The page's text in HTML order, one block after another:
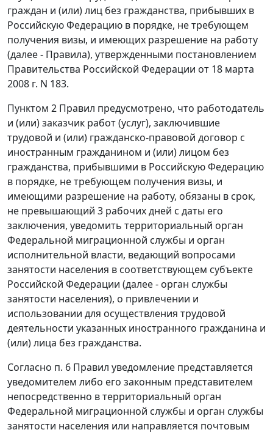
граждан и (или) лиц без гражданства, прибывших в
Российскую Федерацию в порядке, не требующем
получения визы, и имеющих разрешение на работу
(далее - Правила), утвержденными постановлением
Правительства Российской Федерации от 18 марта
2008 г. N 183.
Пунктом 2 Правил предусмотрено, что работодатель
и (или) заказчик работ (услуг), заключившие
трудовой и (или) гражданско-правовой договор с
иностранным гражданином и (или) лицом без
гражданства, прибывшими в Российскую Федерацию
в порядке, не требующем получения визы, и
имеющими разрешение на работу, обязаны в срок,
не превышающий 3 рабочих дней с даты его
заключения, уведомить территориальный орган
Федеральной миграционной службы и орган
исполнительной власти, ведающий вопросами
занятости населения в соответствующем субъекте
Российской Федерации (далее - орган службы
занятости населения), о привлечении и
использовании для осуществления трудовой
деятельности указанных иностранного гражданина и
(или) лица без гражданства.
Согласно п. 6 Правил уведомление представляется
уведомителем либо его законным представителем
непосредственно в территориальный орган
Федеральной миграционной службы и орган службы
занятости населения или направляется почтовым